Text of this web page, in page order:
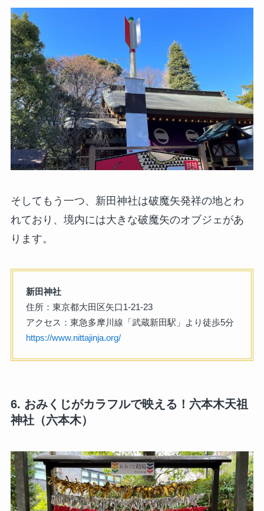
そしてもう一つ、新田神社は破魔矢発祥の地とわ
れており、境内には大きな破魔矢のオブジェがあ
ります。
新田神社
住所：東京都大田区矢口1-21-23
アクセス：東急多摩川線「武蔵新田駅」より徒歩5分
https://www.nittajinja.org/
6. おみくじがカラフルで映える！六本木天祖
神社（六本木）